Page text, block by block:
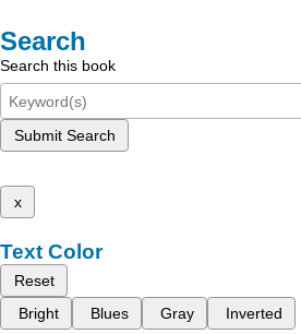
Search
Search this book
Submit Search
x
Text Color
Reset
Bright
Blues Gray Inverted